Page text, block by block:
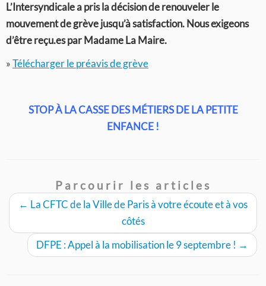
L’Intersyndicale a pris la décision de renouveler le
mouvement de grève jusqu’à satisfaction. Nous exigeons
d’être reçu.es par Madame La Maire.
»Télécharger le préavis de grève
STOP À LA CASSE DES MÉTIERS DE LA PETITE
ENFANCE !
Parcourir les articles
← La CFTC de la Ville de Paris à votre écoute et à vos
côtés
DFPE : Appel à la mobilisation le 9 septembre ! →